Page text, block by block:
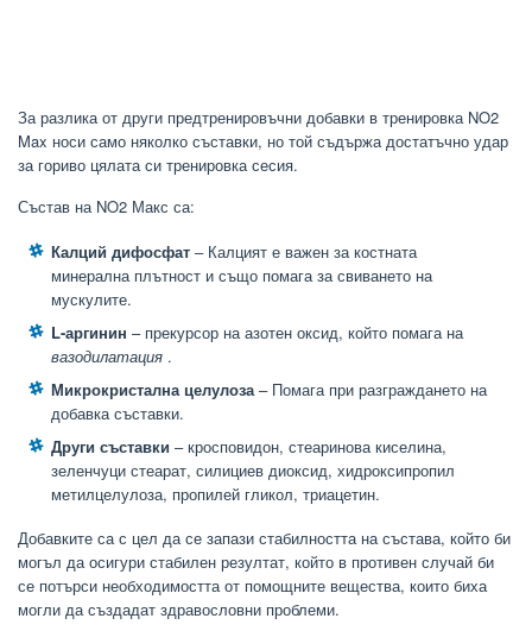
За разлика от други предтренировъчни добавки в тренировка NO2
Max носи само няколко съставки, но той съдържа достатъчно удар
за гориво цялата си тренировка сесия.
Състав на NO2 Макс са:
Калций дифосфат – Калцият е важен за костната
минерална плътност и също помага за свиването на
мускулите.
L-аргинин – прекурсор на азотен оксид, който помага на
вазодилатация .
Микрокристална целулоза– Помага при разграждането на
добавка съставки.
Други съставки – кросповидон, стеаринова киселина,
зеленчуци стеарат, силициев диоксид, хидроксипропил
метилцелулоза, пропилей гликол, триацетин.
Добавките са с цел да се запази стабилността на състава, който би
могъл да осигури стабилен резултат, който в противен случай би
се потърси необходимостта от помощните вещества, които биха
могли да създадат здравословни проблеми.